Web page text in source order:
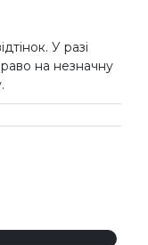
У разі
на незначну